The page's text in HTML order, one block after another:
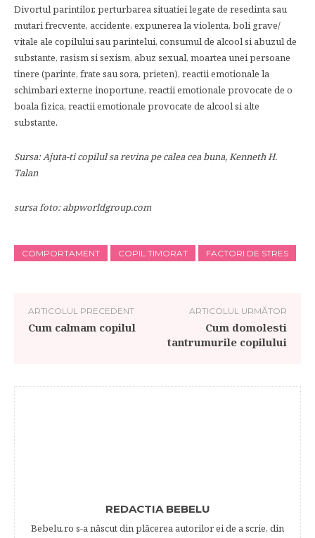
Divortul parintilor, perturbarea situatiei legate de resedinta sau
mutari frecvente, accidente, expunerea la violenta, boli grave/
vitale ale copilului sau parintelui, consumul de alcool si abuzul de
substante, rasism si sexism, abuz sexual, moartea unei persoane
tinere (parinte, frate sau sora, prieten), reactii emotionale la
schimbari externe inoportune, reactii emotionale provocate de o
boala fizica, reactii emotionale provocate de alcool si alte
substante.
Sursa: Ajuta-ti copilul sa revina pe calea cea buna, Kenneth H.
Talan
sursa foto:abpworldgroup.com
COMPORTAMENT COPIL TIMORAT FACTORI DE STRES
ARTICOLUL PRECEDENT
Cum calmam copilul
ARTICOLUL URMĂTOR
Cum domolesti
tantrumurile copilului
REDACTIA BEBELU
Bebelu.ro s-a născut din plăcerea autorilor ei de a scrie, din